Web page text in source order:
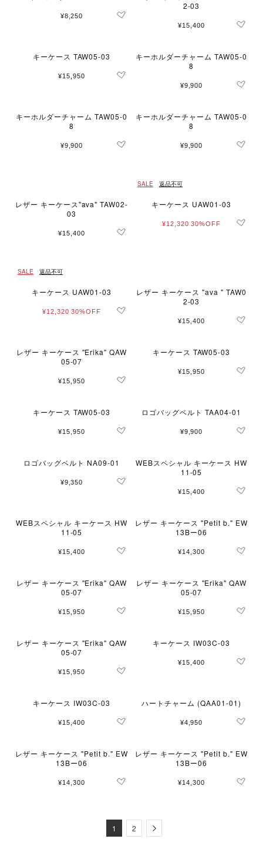
¥8,250
2-03
¥15,400
キーケース TAW05-03
¥15,950
キーホルダーチャーム TAW05-0
8
¥9,900
キーホルダーチャーム TAW05-0
8
¥9,900
キーホルダーチャーム TAW05-0
8
¥9,900
レザー キーケース"ava" TAW02-
03
¥15,400
SALE 返品不可
キーケース UAW01-03
¥12,320 30%OFF
SALE 返品不可
キーケース UAW01-03
¥12,320 30%OFF
レザー キーケース "ava " TAW0
2-03
¥15,400
レザー キーケース "Erika" QAW
05-07
¥15,950
キーケース TAW05-03
¥15,950
キーケース TAW05-03
¥15,950
ロゴバッグベルト TAA04-01
¥9,900
ロゴバッグベルト NA09-01
¥9,350
WEBスペシャル キーケース HW
11-05
¥15,400
WEBスペシャル キーケース HW
11-05
¥15,400
レザー キーケース "Petit b." EW
13Bー06
¥14,300
レザー キーケース "Erika" QAW
05-07
¥15,950
レザー キーケース "Erika" QAW
05-07
¥15,950
レザー キーケース "Erika" QAW
05-07
¥15,950
キーケース IW03C-03
¥15,400
キーケース IW03C-03
¥15,400
ハートチャーム (QAA01-01)
¥4,950
レザー キーケース "Petit b." EW
13Bー06
¥14,300
レザー キーケース "Petit b." EW
13Bー06
¥14,300
1 2 Next